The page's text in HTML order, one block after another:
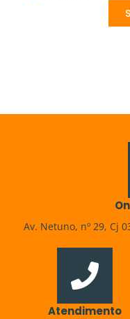
Av. Netuno, nº 29, Cj
Atendimento